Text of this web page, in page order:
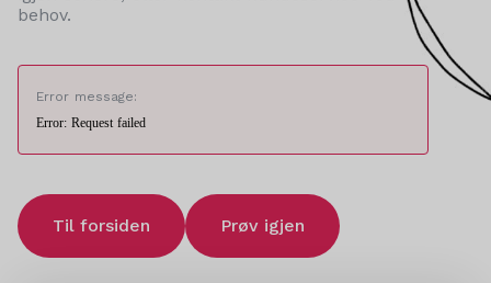
behov.
Error message:
Error: Request failed
Til forsiden Prøv igjen